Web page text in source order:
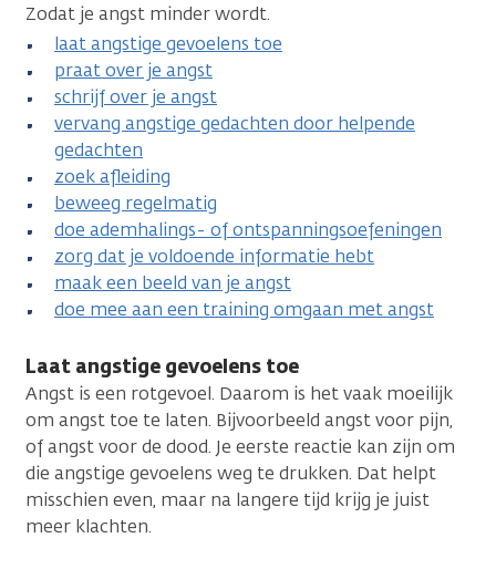
Zodat je angst minder wordt.
laat angstige gevoelens toe
praat over je angst
schrijf over je angst
vervang angstige gedachten door helpende
gedachten
zoek afleiding
beweeg regelmatig
doe ademhalings- of ontspanningsoefeningen
zorg dat je voldoende informatie hebt
maak een beeld van je angst
doe mee aan een training omgaan met angst
Laat angstige gevoelens toe
Angst is een rotgevoel. Daarom is het vaak moeilijk
om angst toe te laten. Bijvoorbeeld angst voor pijn,
of angst voor de dood. Je eerste reactie kan zijn om
die angstige gevoelens weg te drukken. Dat helpt
misschien even, maar na langere tijd krijg je juist
meer klachten.